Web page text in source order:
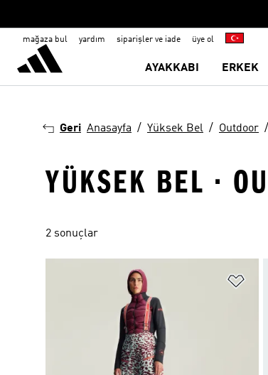
mağaza bul yardım siparişler ve iade üye ol
AYAKKABI ERKEK
Geri Anasayfa Yüksek Bel Outdoor
YÜKSEK BEL ·
2 sonuçlar